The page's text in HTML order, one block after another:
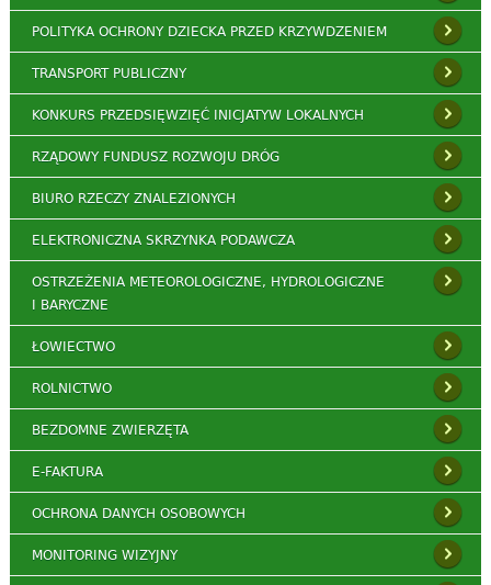
POLITYKA OCHRONY DZIECKA PRZED KRZYWDZENIEM
TRANSPORT PUBLICZNY
KONKURS PRZEDSIĘWZIĘĆ INICJATYW LOKALNYCH
RZĄDOWY FUNDUSZ ROZWOJU DRÓG
BIURO RZECZY ZNALEZIONYCH
ELEKTRONICZNA SKRZYNKA PODAWCZA
OSTRZEŻENIA METEOROLOGICZNE, HYDROLOGICZNE
I BARYCZNE
ŁOWIECTWO
ROLNICTWO
BEZDOMNE ZWIERZĘTA
E-FAKTURA
OCHRONA DANYCH OSOBOWYCH
MONITORING WIZYJNY